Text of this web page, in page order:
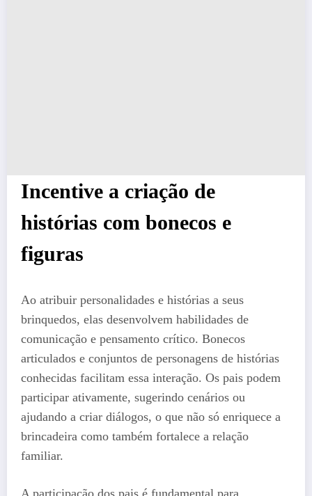
Incentive a criação de
histórias com bonecos e
figuras
Ao atribuir personalidades e histórias a seus
brinquedos, elas desenvolvem habilidades de
comunicação e pensamento crítico. Bonecos
articulados e conjuntos de personagens de histórias
conhecidas facilitam essa interação. Os pais podem
participar ativamente, sugerindo cenários ou
ajudando a criar diálogos, o que não só enriquece a
brincadeira como também fortalece a relação
familiar.
A participação dos pais é fundamental para